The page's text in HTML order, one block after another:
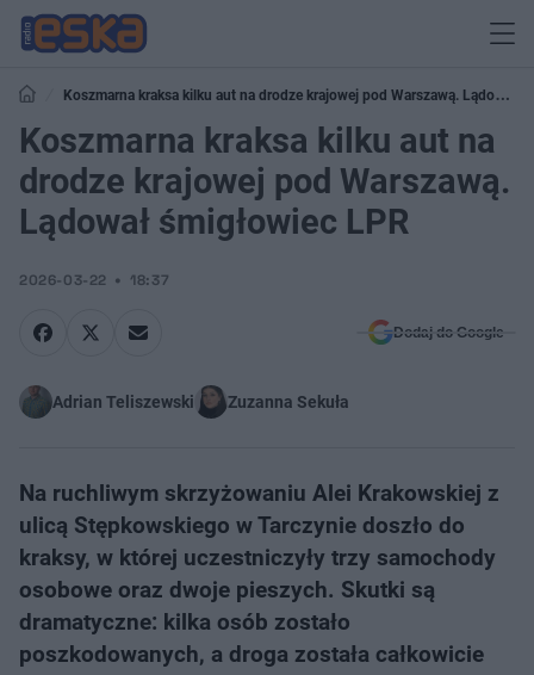
Koszmarna kraksa kilku aut na drodze krajowej pod Warszawą. Lądował
śmigłowiec LPR
Koszmarna kraksa kilku aut na
drodze krajowej pod Warszawą.
Lądował śmigłowiec LPR
2026-03-22 18:37
Dodaj do Google
Adrian Teliszewski Zuzanna Sekuła
Na ruchliwym skrzyżowaniu Alei Krakowskiej z
ulicą Stępkowskiego w Tarczynie doszło do
kraksy, w której uczestniczyły trzy samochody
osobowe oraz dwoje pieszych. Skutki są
dramatyczne: kilka osób zostało
poszkodowanych, a droga została całkowicie